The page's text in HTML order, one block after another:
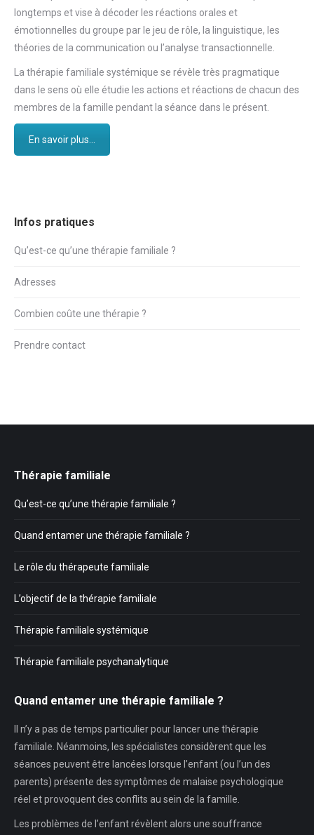
longtemps et vise à décoder les réactions orales et
émotionnelles du groupe par le jeu de rôle, la linguistique, les
théories de la communication ou l’analyse transactionnelle.
La thérapie familiale systémique se révèle très pragmatique
dans le sens où elle étudie les actions et réactions de chacun des
membres de la famille pendant la séance dans le présent.
En savoir plus...
Infos pratiques
Qu’est-ce qu’une thérapie familiale ?
Adresses
Combien coûte une thérapie ?
Prendre contact
Thérapie familiale
Qu’est-ce qu’une thérapie familiale ?
Quand entamer une thérapie familiale ?
Le rôle du thérapeute familiale
L’objectif de la thérapie familiale
Thérapie familiale systémique
Thérapie familiale psychanalytique
Quand entamer une thérapie familiale ?
Il n’y a pas de temps particulier pour lancer une thérapie
familiale. Néanmoins, les spécialistes considèrent que les
séances peuvent être lancées lorsque l’enfant (ou l’un des
parents) présente des symptômes de malaise psychologique
réel et provoquent des conflits au sein de la famille.
Les problèmes de l’enfant révèlent alors une souffrance